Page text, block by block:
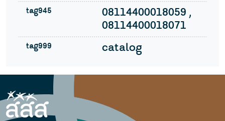
tag945
08114400018059 ,
08114400018071
tag999 catalog